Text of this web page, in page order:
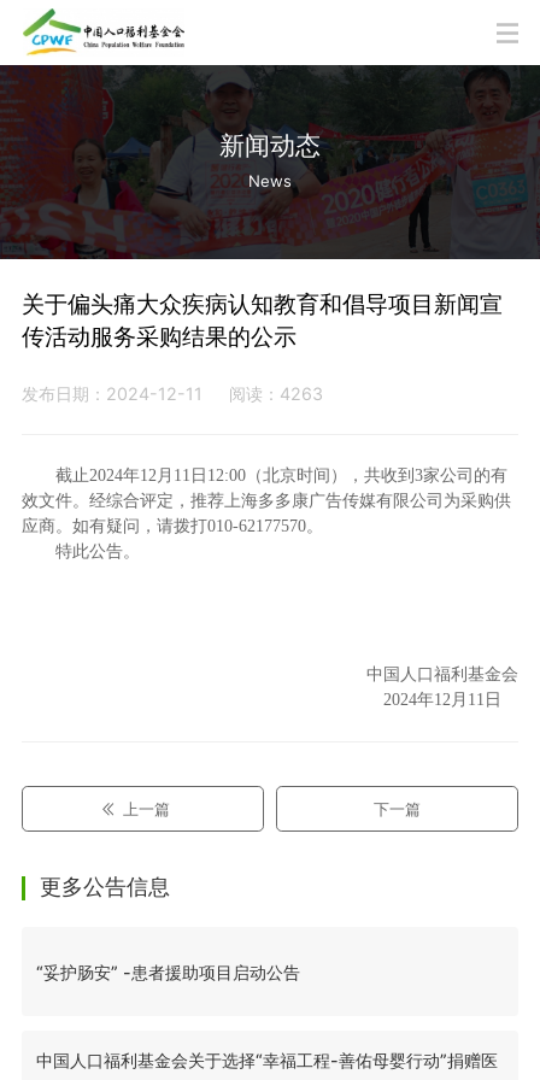
新闻动态
News
关于偏头痛大众疾病认知教育和倡导项目新闻宣
传活动服务采购结果的公示
发布日期：2024-12-11 阅读：4263
截止2024年12月11日12:00（北京时间），共收到3家公司的有
效文件。经综合评定，推荐上海多多康广告传媒有限公司为采购供
应商。如有疑问，请拨打010-62177570。
特此公告。
中国人口福利基金会
2024年12月11日
上一篇 下一篇
更多公告信息
“妥护肠安” -患者援助项目启动公告
中国人口福利基金会关于选择“幸福工程-善佑母婴行动”捐赠医